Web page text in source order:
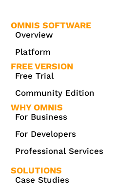
OMNIS SOFTWARE
Overview
Platform
FREE VERSION
Free Trial
Community Edition
WHY OMNIS
For Business
For Developers
Professional Services
SOLUTIONS
Case Studies